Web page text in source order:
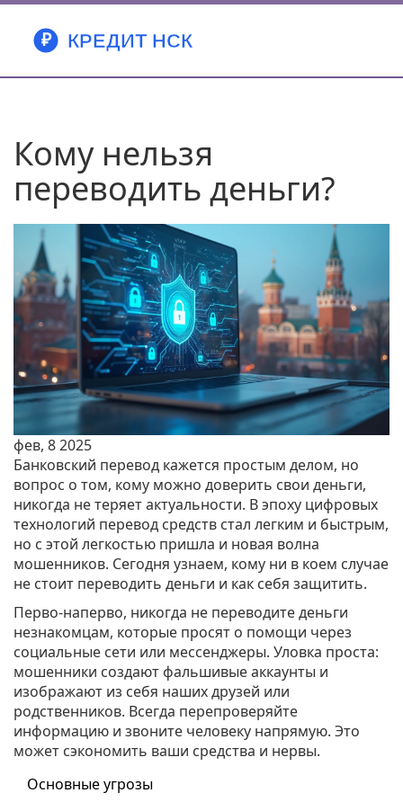
Кому нельзя
переводить деньги?
фев, 8 2025
Банковский перевод кажется простым делом, но
вопрос о том, кому можно доверить свои деньги,
никогда не теряет актуальности. В эпоху цифровых
технологий перевод средств стал легким и быстрым,
но с этой легкостью пришла и новая волна
мошенников. Сегодня узнаем, кому ни в коем случае
не стоит переводить деньги и как себя защитить.
Перво-наперво, никогда не переводите деньги
незнакомцам, которые просят о помощи через
социальные сети или мессенджеры. Уловка проста:
мошенники создают фальшивые аккаунты и
изображают из себя наших друзей или
родственников. Всегда перепроверяйте
информацию и звоните человеку напрямую. Это
может сэкономить ваши средства и нервы.
Основные угрозы